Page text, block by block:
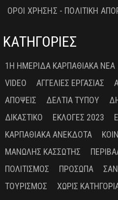
ΟΡΟΙ ΧΡΗΣΗΣ - ΠΟΛΙΤΙΚΗ
ΚΑΤΗΓΟΡΙΕΣ
1Η ΗΜΕΡΊΔΑ ΚΑΡΠΑΘΙΑΚΆ ΝΈΑ
VIDEO
ΑΓΓΕΛΊΕΣ ΕΡΓΑΣΊΑΣ
ΑΠΌΨΕΙΣ
ΔΕΛΤΊΑ ΤΎΠΟΥ
ΔΙΚΑΣΤΙΚΌ
ΕΚΛΟΓΈΣ 2023
ΚΑΡΠΑΘΙΑΚΆ ΑΝΈΚΔΟΤΑ
ΜΑΝΏΛΗΣ ΚΑΣΣΏΤΗΣ
ΠΟΛΙΤΙΣΜΌΣ
ΠΡΌΣΩΠΑ
ΤΟΥΡΙΣΜΌΣ
ΧΩΡΊΣ